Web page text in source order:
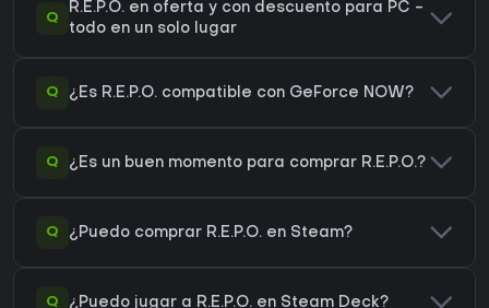
Q
R.E.P.O. en oferta y con descuento para PC -
todo en un solo lugar
Q ¿Es R.E.P.O. compatible con GeForce NOW?
Q ¿Es un buen momento para comprar R.E.P.O.?
Q ¿Puedo comprar R.E.P.O. en Steam?
Q ¿Puedo jugar a R.E.P.O. en Steam Deck?